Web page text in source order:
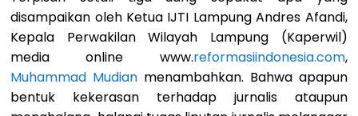
disampaikan oleh Ketua IJTI Lampung Andres Afandi,
Kepala Perwakilan Wilayah Lampung (Kaperwil)
media online www.reformasiindonesia.com,
Muhammad Mudian menambahkan. Bahwa apapun
bentuk kekerasan terhadap jurnalis ataupun